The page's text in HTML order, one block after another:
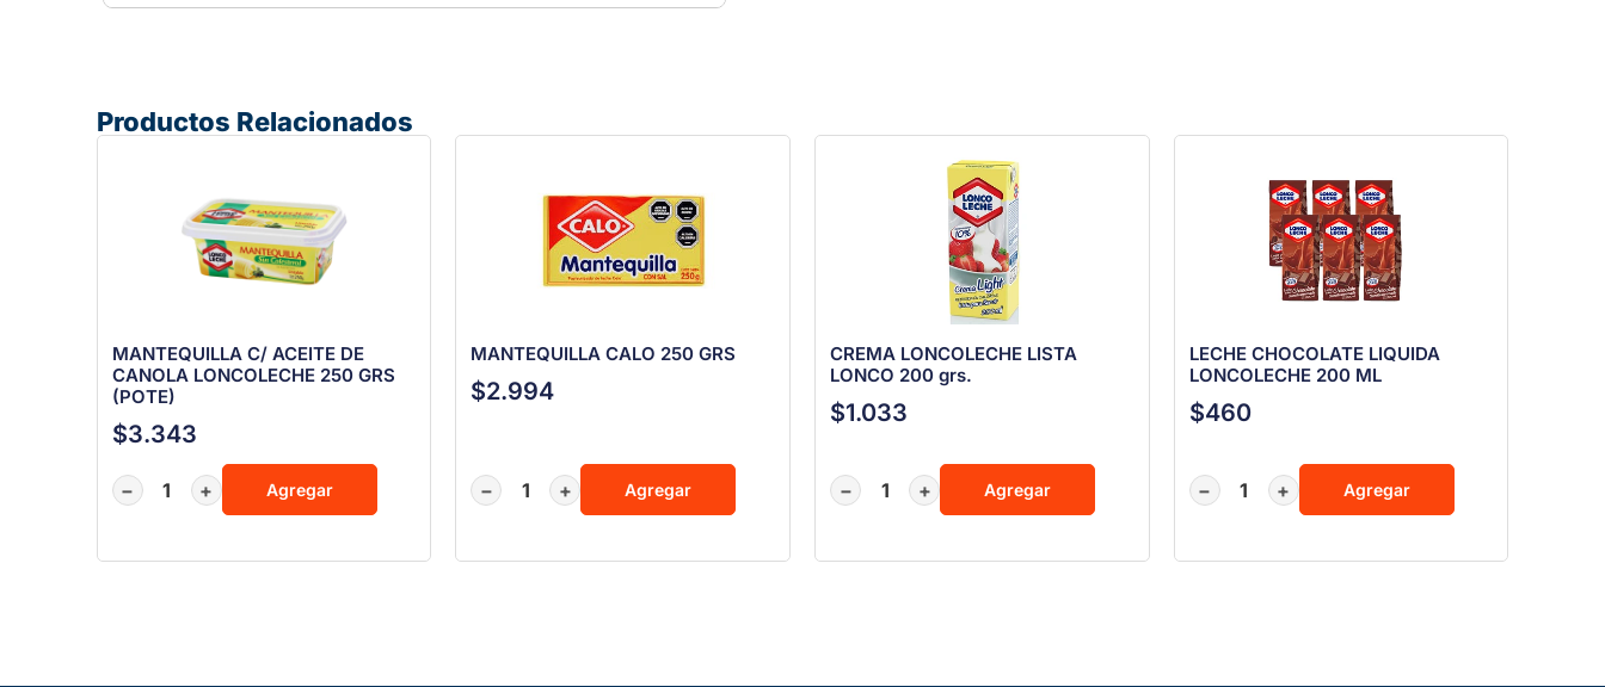
Productos Relacionados
MANTEQUILLA C/ ACEITE DE
CANOLA LONCOLECHE 250 GRS
(POTE)
$3.343
− + Agregar
MANTEQUILLA CALO 250 GRS
$2.994
− + Agregar
CREMA LONCOLECHE LISTA
LONCO 200 grs.
$1.033
− + Agregar
LECHE CHOCOLATE LIQUIDA
LONCOLECHE 200 ML
$460
− + Agregar